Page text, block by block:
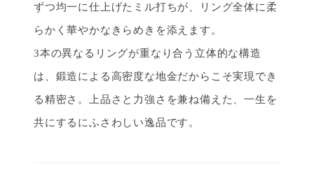
ずつ均一に仕上げたミル打ちが、リング全体に柔
らかく華やかなきらめきを添えます。
3本の異なるリングが重なり合う立体的な構造
は、鍛造による高密度な地金だからこそ実現でき
る精密さ。上品さと力強さを兼ね備えた、一生を
共にするにふさわしい逸品です。